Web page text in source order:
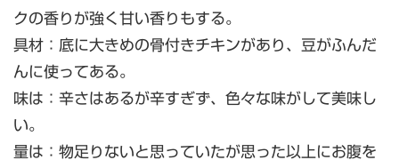
クの香りが強く甘い香りもする。
具材：底に大きめの骨付きチキンがあり、豆がふんだ
んに使ってある。
味は：辛さはあるが辛すぎず、色々な味がして美味し
い。
量は：物足りないと思っていたが思った以上にお腹を